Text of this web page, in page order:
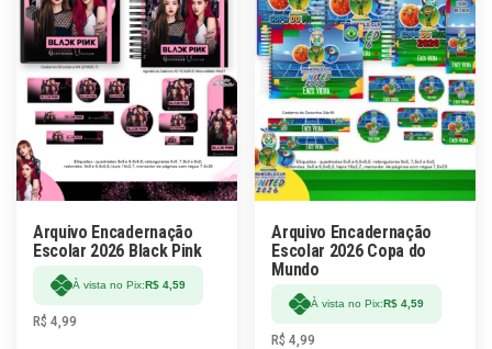
Arquivo Encadernação
Escolar 2026 Black Pink
À vista no Pix:R$ 4,59
R$ 4,99
Arquivo Encadernação
Escolar 2026 Copa do
Mundo
À vista no Pix:R$ 4,59
R$ 4,99